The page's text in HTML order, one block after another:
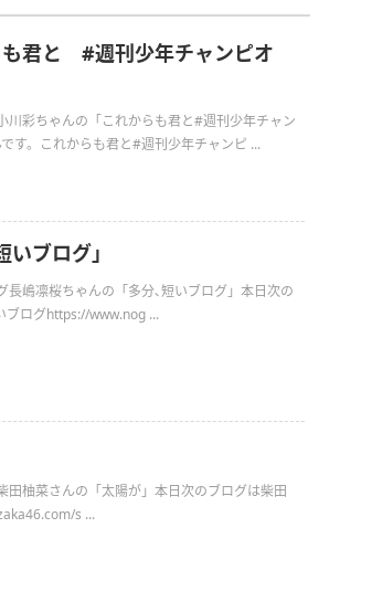
君と #週刊少年チャンピオ
彩ちゃんの「これからも君と#週刊少年チャン
す。これからも君と#週刊少年チャンピ ...
ブログ」
嶋凛桜ちゃんの「多分､短いブログ」本日次の
ブログhttps://www.nog ...
柚菜さんの「太陽が」本日次のブログは柴田
s ...